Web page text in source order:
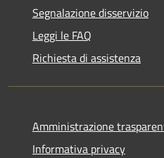
Segnalazione disservizio
Leggi le FAQ
Richiesta di assistenza
Amministrazione
Informativa privacy